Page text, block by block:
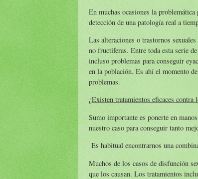
En muchas ocasiones la
detección de una patología real a
Las alteraciones o trastornos
no fructíferas. Entre toda esta serie
incluso problemas para conseguir
en la población. Es ahí el momento
problemas.
¿Existen tratamientos eficaces contra
Sumo importante es ponerte en
nuestro caso para conseguir tanto
Es habitual encontrarnos una
Muchos de los casos de disfunción
que los causan. Los tratamientos